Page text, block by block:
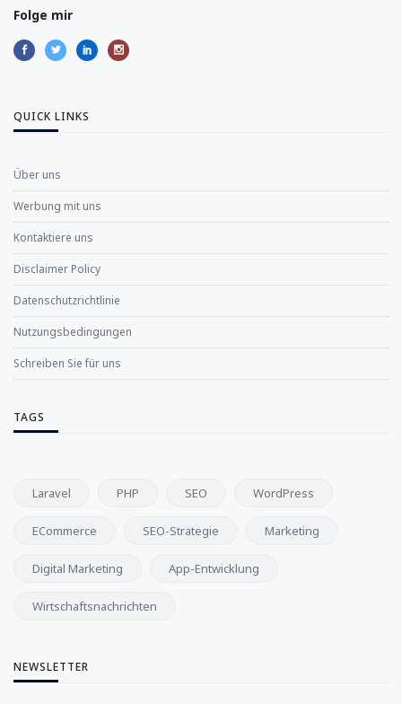
Folge mir
QUICK LINKS
Über uns
Werbung mit uns
Kontaktiere uns
Disclaimer Policy
Datenschutzrichtlinie
Nutzungsbedingungen
Schreiben Sie für uns
TAGS
Laravel PHP SEO WordPress
ECommerce SEO-Strategie Marketing
Digital Marketing App-Entwicklung
Wirtschaftsnachrichten
NEWSLETTER